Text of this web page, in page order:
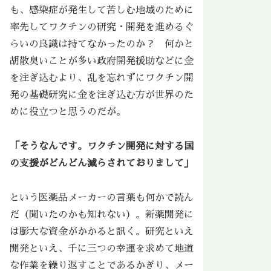
も、感染症が発生して苦しむ地域のために
率先してワクチンの研究・開発を進めるぐ
らいの良識は持てなかったのか？ 何かと
胡散臭いことが多い政府開発援助などに金
を注ぎ込むより、乱を忘れずにワクチン開
発の基礎研究に金を注ぎ込む方が世界のた
めに役立つと思うのだが。
「そうなんです。ワクチン開発に対する国
の支援がどんどん減らされておりまして」
という医薬品メーカーの言葉も何かで読ん
だ（聞いたのかも知れない）。新薬開発に
は膨大な資金がかかると訊く。研究といえ
開発といえ、千に三つの幸運を求めて地道
な作業を繰り返すことであるかぎり、メー